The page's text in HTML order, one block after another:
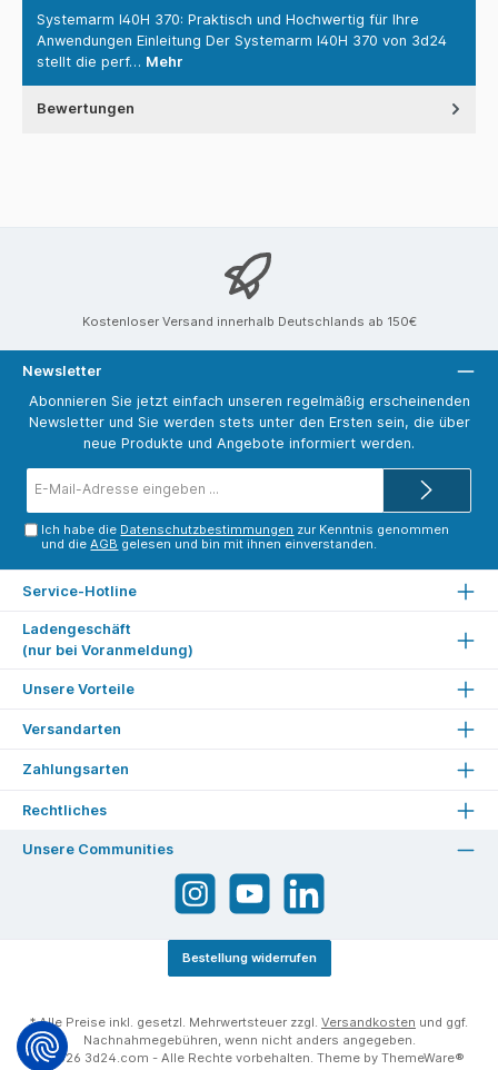
Systemarm I40H 370: Praktisch und Hochwertig für Ihre
Anwendungen Einleitung Der Systemarm I40H 370 von 3d24
stellt die perf… Mehr
Bewertungen
Kostenloser Versand innerhalb Deutschlands ab 150€
Newsletter
Abonnieren Sie jetzt einfach unseren regelmäßig erscheinenden
Newsletter und Sie werden stets unter den Ersten sein, die über
neue Produkte und Angebote informiert werden.
Mail-
Ich habe die Datenschutzbestimmungen zur Kenntnis genommen
und dieAGB gelesen und bin mit ihnen einverstanden.
Service-Hotline
Ladengeschäft
(nur bei Voranmeldung)
Unsere Vorteile
Versandarten
Zahlungsarten
Rechtliches
Unsere Communities
Bestellung widerrufen
* Alle Preise inkl. gesetzl. Mehrwertsteuer zzgl. Versandkosten und ggf.
Nachnahmegebühren, wenn nicht anders angegeben.
© 2026 3d24.com - Alle Rechte vorbehalten. Theme by ThemeWare®